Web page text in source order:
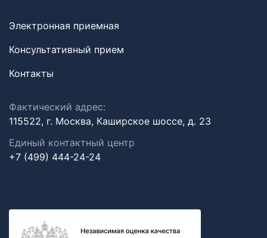
Электронная приемная
Консультативный прием
Контакты
Фактический адрес:
115522, г. Москва, Каширское шоссе, д. 23
Единый контактный центр
+7 (499) 444-24-24